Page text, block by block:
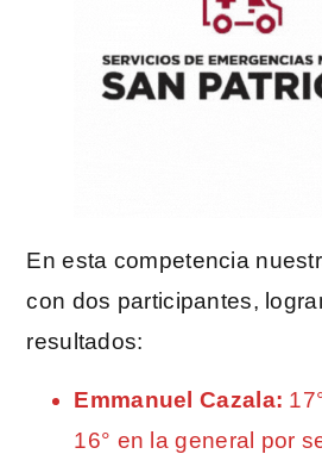
En esta competencia
con dos participantes,
resultados:
Emmanuel Cazala:
16° en la general por